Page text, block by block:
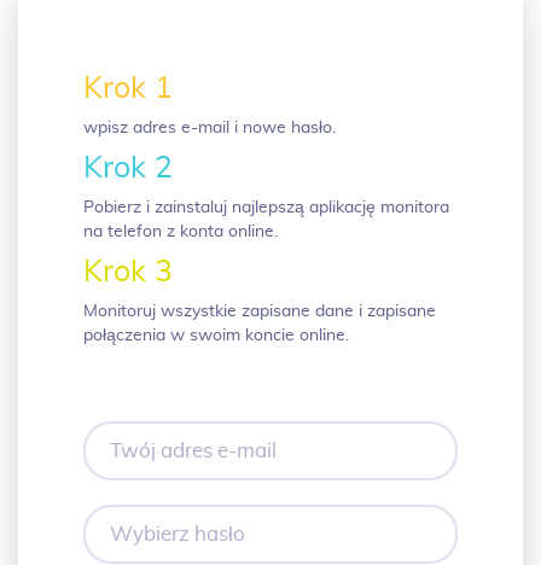
Krok 1
wpisz adres e-mail i nowe hasło.
Krok 2
Pobierz i zainstaluj najlepszą aplikację monitora
na telefon z konta online.
Krok 3
Monitoruj wszystkie zapisane dane i zapisane
połączenia w swoim koncie online.
Twój
adres
e-
mail
Wybierz
hasło